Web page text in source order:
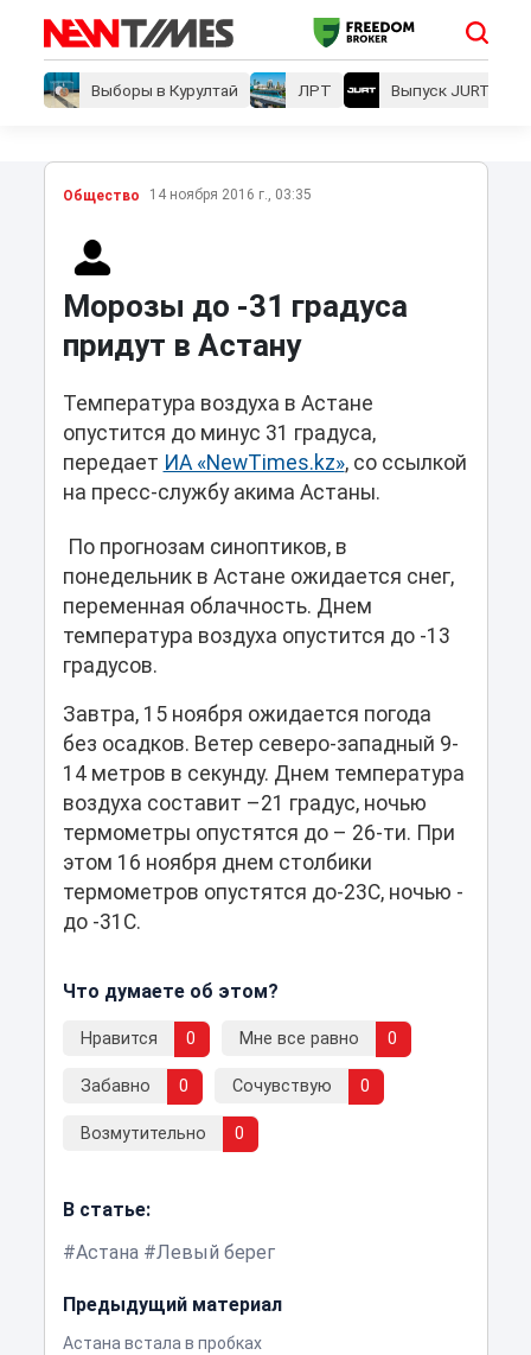
Выборы в Курултай ЛРТ Выпуск JURT
Общество 14 ноября 2016 г., 03:35
Морозы до -31 градуса
придут в Астану
Температура воздуха в Астане
опустится до минус 31 градуса,
передает ИА «NewTimes.kz», со ссылкой
на пресс-службу акима Астаны.
По прогнозам синоптиков, в
понедельник в Астане ожидается снег,
переменная облачность. Днем
температура воздуха опустится до -13
градусов.
Завтра, 15 ноября ожидается погода
без осадков. Ветер северо-западный 9-
14 метров в секунду. Днем температура
воздуха составит –21 градус, ночью
термометры опустятся до – 26-ти. При
этом 16 ноября днем столбики
термометров опустятся до-23С, ночью -
до -31С.
Что думаете об этом?
Нравится 0 Мне все равно 0
Забавно 0 Сочувствую 0
Возмутительно 0
В статье:
Астана
Левый берег
Предыдущий материал
Астана встала в пробках